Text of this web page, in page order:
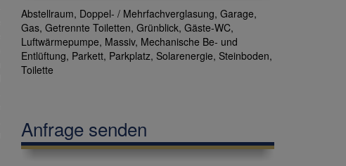
Abstellraum Doppel- / Mehrfachverglasung Garage
Gas Getrennte Toiletten Grünblick Gäste-WC
Luftwärmepumpe Massiv Mechanische Be- und
Entlüftung Parkett Parkplatz Solarenergie Steinboden
Toilette
Anfrage senden